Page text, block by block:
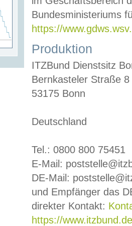
Bundesministeriums
https://
Produktion
ITZBund Dienstsitz
Bernkasteler Straße 8
53175 Bonn
Deutschland
Tel.: 0800 800 75451
E-Mail:
DE-Mail:
und Empfänger das
direkter Kontakt:
https://